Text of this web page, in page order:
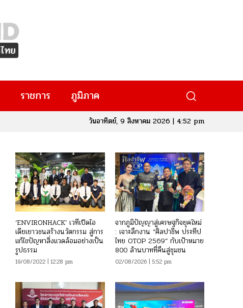
ราชการ ภูมิภาค
วันอาทิตย์, 9 สิงหาคม 2026 | 4:52 pm
‘ENVIRONHACK’ เวทีเปิดไอ
เดียเยาวชนสร้างนวัตกรรม สู่การ
แก้ไขปัญหาสิ่งแวดล้อมอย่างเป็น
รูปธรรม
19/08/2022 | 12:28 pm
จากภูมิปัญญาสู่เศรษฐกิจยุคใหม่
: เจาะลึกงาน “ศิลปาชีพ ประทีป
ไทย OTOP 2569” กับเป้าหมาย
800 ล้านบาทที่คืนสู่ชุมชน
02/08/2026 | 5:52 pm